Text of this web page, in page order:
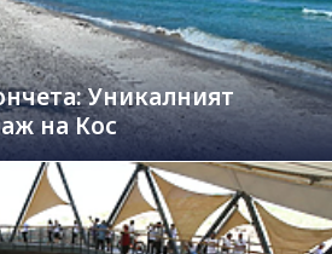
Уникалният
на Кос